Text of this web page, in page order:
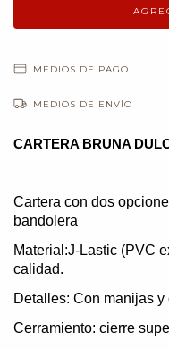
MEDIOS DE PAGO
MEDIOS DE ENVÍO
CARTERA BRUNA
Cartera con dos
bandolera
Material:J-Lastic (PVC
calidad.
Detalles: Con manijas y
Cerramiento: cierre